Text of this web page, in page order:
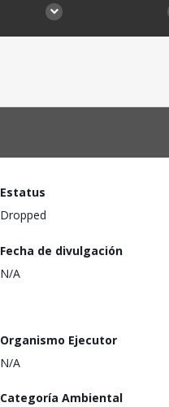
Estatus
Dropped
Fecha de divulgación
N/A
Organismo Ejecutor
N/A
Categoría Ambiental